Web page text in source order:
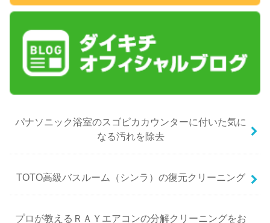
パナソニック浴室のスゴピカカウンターに付いた気に
なる汚れを除去
TOTO高級バスルーム（シンラ）の復元クリーニング
プロが教えるＲＡＹエアコンの分解クリーニングをお